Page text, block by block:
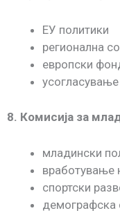
ЕУ политики
регионална
европски
8. Комисија за
младински
вработување
спортски
демографска